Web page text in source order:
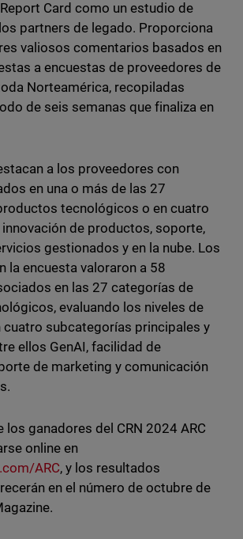
Card como un estudio de
partners de legado. Proporciona
valiosos comentarios basados en
a encuestas de proveedores de
Norteamérica, recopiladas
de seis semanas que finaliza en
a los proveedores con
en una o más de las 27
tecnológicos o en cuatro
de productos, soporte,
gestionados y en la nube. Los
la encuesta valoraron a 58
en las 27 categorías de
evaluando los niveles de
subcategorías principales y
ellos GenAI, facilidad de
de marketing y comunicación
los ganadores del CRN 2024 ARC
online en
ARC, y los resultados
en el número de octubre de